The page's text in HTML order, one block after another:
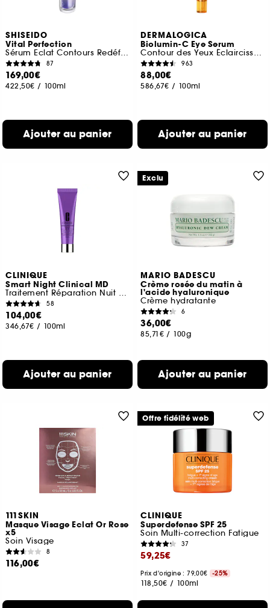
SHISEIDO
Vital Perfection
Sérum Eclat Contours Redéfinis
87
169,00€
422,50€ / 100ml
Ajouter au panier
DERMALOGICA
Biolumin-C Eye Serum
Contour des Yeux Éclaircissant à la Vitamine C
963
88,00€
586,67€ / 100ml
Ajouter au panier
CLINIQUE
Smart Night Clinical MD
Traitement Réparation Nuit Multi-dimensionnel RETINOL
58
104,00€
346,67€ / 100ml
Ajouter au panier
MARIO BADESCU
Crème rosée du matin à
l'acide hyaluronique
Crème hydratante
6
36,00€
85,71€ / 100g
Ajouter au panier
Exclu
111SKIN
Masque Visage Eclat Or Rose
x5
Soin Visage
8
116,00€
CLINIQUE
Superdefense SPF 25
Soin Multi-correction Fatigue
37
59,25€
Prix d'origine : 79,00€ -25%
118,50€ / 100ml
Offre fidélité web